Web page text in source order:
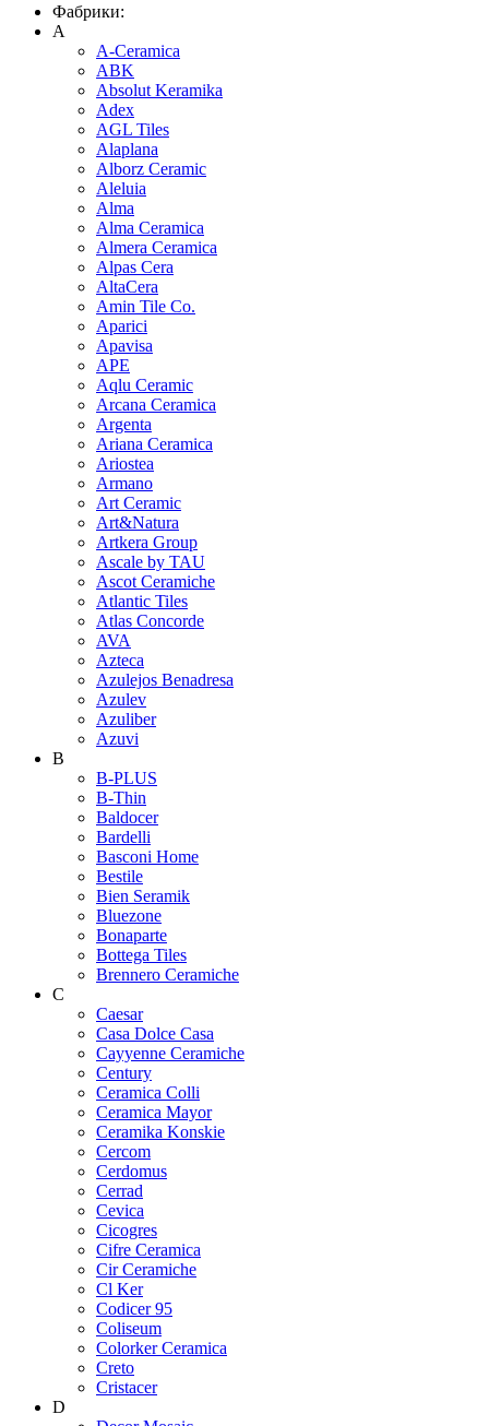
Фабрики:
A
A-Ceramica
ABK
Absolut Keramika
Adex
AGL Tiles
Alaplana
Alborz Ceramic
Aleluia
Alma
Alma Ceramica
Almera Ceramica
Alpas Cera
AltaCera
Amin Tile Co.
Aparici
Apavisa
APE
Aqlu Ceramic
Arcana Ceramica
Argenta
Ariana Ceramica
Ariostea
Armano
Art Ceramic
Art&Natura
Artkera Group
Ascale by TAU
Ascot Ceramiche
Atlantic Tiles
Atlas Concorde
AVA
Azteca
Azulejos Benadresa
Azulev
Azuliber
Azuvi
B
B-PLUS
B-Thin
Baldocer
Bardelli
Basconi Home
Bestile
Bien Seramik
Bluezone
Bonaparte
Bottega Tiles
Brennero Ceramiche
C
Caesar
Casa Dolce Casa
Cayyenne Ceramiche
Century
Ceramica Colli
Ceramica Mayor
Ceramika Konskie
Cercom
Cerdomus
Cerrad
Cevica
Cicogres
Cifre Ceramica
Cir Ceramiche
Cl Ker
Codicer 95
Coliseum
Colorker Ceramica
Creto
Cristacer
D